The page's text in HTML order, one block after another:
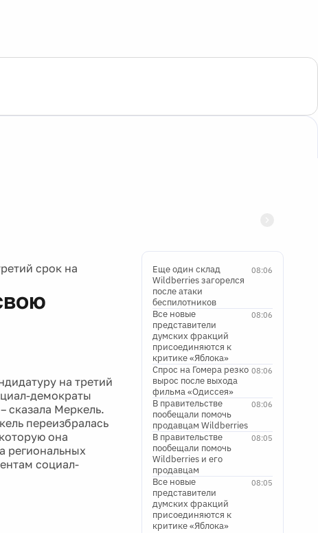
срок на
на третий
демократы
сказала Меркель.
переизбралась
она
региональных
социал-
08:06
Еще один склад
Wildberries загорелся
после атаки
беспилотников
08:06
Все новые
представители
думских фракций
присоединяются к
критике «Яблока»
08:06
Спрос на Гомера резко
вырос после выхода
фильма «Одиссея»
08:06
В правительстве
пообещали помочь
продавцам Wildberries
08:05
В правительстве
пообещали помочь
Wildberries и его
продавцам
08:05
Все новые
представители
думских фракций
присоединяются к
критике «Яблока»